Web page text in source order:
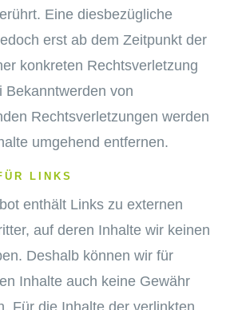
Eine diesbezügliche
erst ab dem Zeitpunkt der
konkreten Rechtsverletzung
Bekanntwerden von
Rechtsverletzungen werden
umgehend entfernen.
LINKS
enthält Links zu externen
auf deren Inhalte wir keinen
Deshalb können wir für
Inhalte auch keine Gewähr
Für die Inhalte der verlinkten